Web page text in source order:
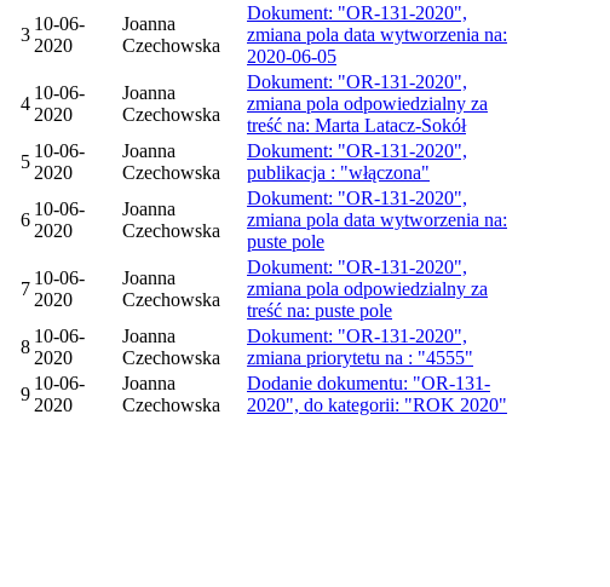
3
10-06-
2020
Joanna
Czechowska
Dokument: "OR-131-2020",
zmiana pola data wytworzenia na:
2020-06-05
4
10-06-
2020
Joanna
Czechowska
Dokument: "OR-131-2020",
zmiana pola odpowiedzialny za
treść na: Marta Latacz-Sokół
5
10-06-
2020
Joanna
Czechowska
Dokument: "OR-131-2020",
publikacja : "włączona"
6
10-06-
2020
Joanna
Czechowska
Dokument: "OR-131-2020",
zmiana pola data wytworzenia na:
puste pole
7
10-06-
2020
Joanna
Czechowska
Dokument: "OR-131-2020",
zmiana pola odpowiedzialny za
treść na: puste pole
8
10-06-
2020
Joanna
Czechowska
Dokument: "OR-131-2020",
zmiana priorytetu na : "4555"
9
10-06-
2020
Joanna
Czechowska
Dodanie dokumentu: "OR-131-
2020", do kategorii: "ROK 2020"